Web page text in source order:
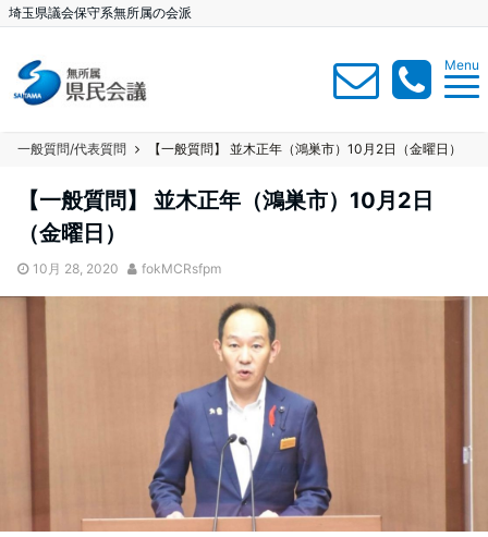
埼玉県議会保守系無所属の会派
Menu
一般質問/代表質問 【一般質問】 並木正年（鴻巣市）10月2日（金曜日）
【一般質問】 並木正年（鴻巣市）10月2日
（金曜日）
10月 28, 2020 fokMCRsfpm